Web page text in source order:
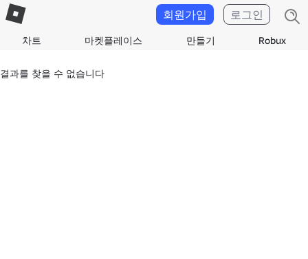
차트 마켓플레이스 만들기 Robux
회원가입 로그인
결과를 찾을 수 없습니다